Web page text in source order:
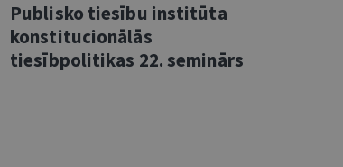
Publisko tiesību institūta
konstitucionālās
tiesībpolitikas 22. seminārs